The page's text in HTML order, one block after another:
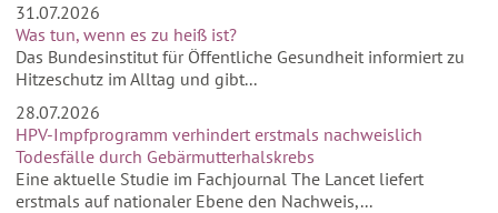
31.07.2026
Was tun, wenn es zu heiß ist?
Das Bundesinstitut für Öffentliche Gesundheit informiert zu
Hitzeschutz im Alltag und gibt...
28.07.2026
HPV-Impfprogramm verhindert erstmals nachweislich
Todesfälle durch Gebärmutterhalskrebs
Eine aktuelle Studie im Fachjournal The Lancet liefert
erstmals auf nationaler Ebene den Nachweis,...